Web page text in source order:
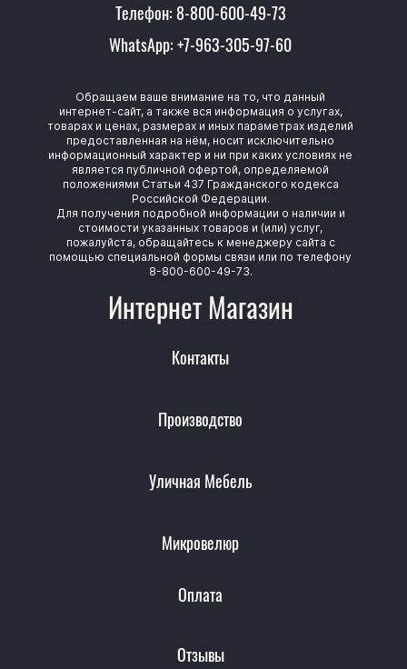
Телефон: 8-800-600-49-73
WhatsApp: +7-963-305-97-60
Обращаем ваше внимание на то, что данный
интернет-сайт, а также вся информация о услугах,
товарах и ценах, размерах и иных параметрах изделий
предоставленная на нём, носит исключительно
информационный характер и ни при каких условиях не
является публичной офертой, определяемой
положениями Статьи 437 Гражданского кодекса
Российской Федерации.
Для получения подробной информации о наличии и
стоимости указанных товаров и (или) услуг,
пожалуйста, обращайтесь к менеджеру сайта с
помощью специальной формы связи или по телефону
8-800-600-49-73.
Интернет Магазин
Контакты
Производство
Уличная Мебель
Микровелюр
Оплата
Отзывы